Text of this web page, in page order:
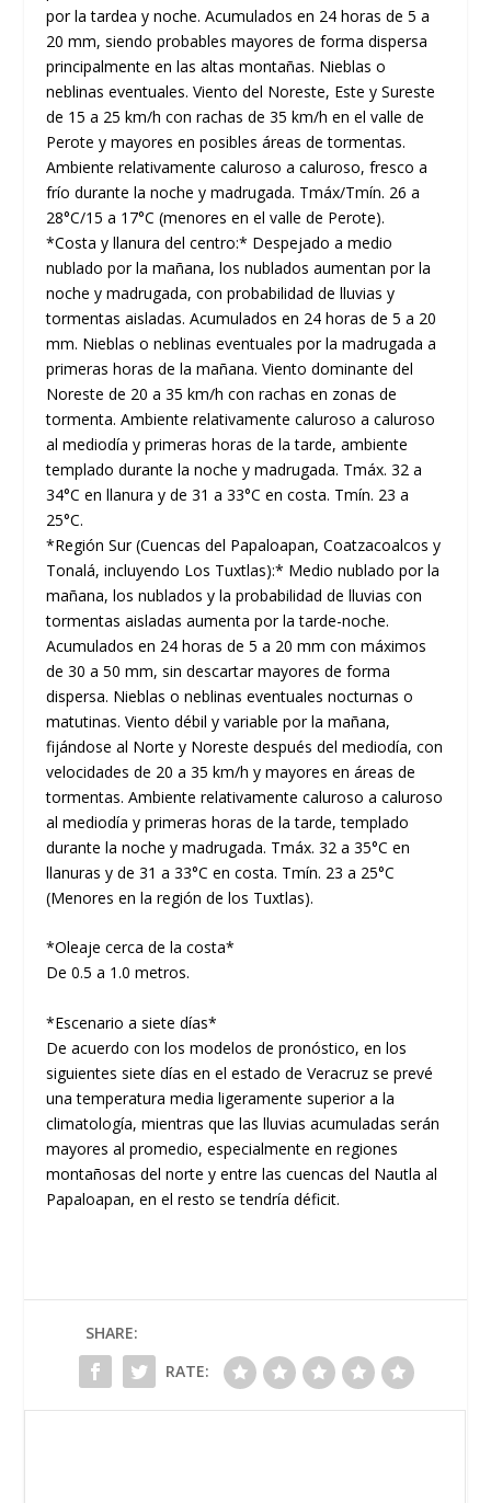
por la tardea y noche. Acumulados en 24 horas de 5 a
20 mm, siendo probables mayores de forma dispersa
principalmente en las altas montañas. Nieblas o
neblinas eventuales. Viento del Noreste, Este y Sureste
de 15 a 25 km/h con rachas de 35 km/h en el valle de
Perote y mayores en posibles áreas de tormentas.
Ambiente relativamente caluroso a caluroso, fresco a
frío durante la noche y madrugada. Tmáx/Tmín. 26 a
28°C/15 a 17°C (menores en el valle de Perote).
*Costa y llanura del centro:* Despejado a medio
nublado por la mañana, los nublados aumentan por la
noche y madrugada, con probabilidad de lluvias y
tormentas aisladas. Acumulados en 24 horas de 5 a 20
mm. Nieblas o neblinas eventuales por la madrugada a
primeras horas de la mañana. Viento dominante del
Noreste de 20 a 35 km/h con rachas en zonas de
tormenta. Ambiente relativamente caluroso a caluroso
al mediodía y primeras horas de la tarde, ambiente
templado durante la noche y madrugada. Tmáx. 32 a
34°C en llanura y de 31 a 33°C en costa. Tmín. 23 a
25°C.
*Región Sur (Cuencas del Papaloapan, Coatzacoalcos y
Tonalá, incluyendo Los Tuxtlas):* Medio nublado por la
mañana, los nublados y la probabilidad de lluvias con
tormentas aisladas aumenta por la tarde-noche.
Acumulados en 24 horas de 5 a 20 mm con máximos
de 30 a 50 mm, sin descartar mayores de forma
dispersa. Nieblas o neblinas eventuales nocturnas o
matutinas. Viento débil y variable por la mañana,
fijándose al Norte y Noreste después del mediodía, con
velocidades de 20 a 35 km/h y mayores en áreas de
tormentas. Ambiente relativamente caluroso a caluroso
al mediodía y primeras horas de la tarde, templado
durante la noche y madrugada. Tmáx. 32 a 35°C en
llanuras y de 31 a 33°C en costa. Tmín. 23 a 25°C
(Menores en la región de los Tuxtlas).
*Oleaje cerca de la costa*
De 0.5 a 1.0 metros.
*Escenario a siete días*
De acuerdo con los modelos de pronóstico, en los
siguientes siete días en el estado de Veracruz se prevé
una temperatura media ligeramente superior a la
climatología, mientras que las lluvias acumuladas serán
mayores al promedio, especialmente en regiones
montañosas del norte y entre las cuencas del Nautla al
Papaloapan, en el resto se tendría déficit.
SHARE:
RATE: